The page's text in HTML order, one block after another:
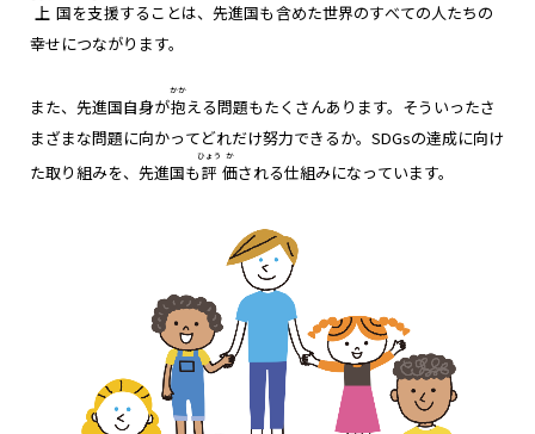
上 国を支援することは、先進国も含めた世界のすべての人たちの
幸せにつながります。
また、先進国自身が抱
かか
える問題もたくさんあります。そういったさ
まざまな問題に向かってどれだけ努力できるか。SDGsの達成に向け
た取り組みを、先進国も評
ひょう
価
か
される仕組みになっています。